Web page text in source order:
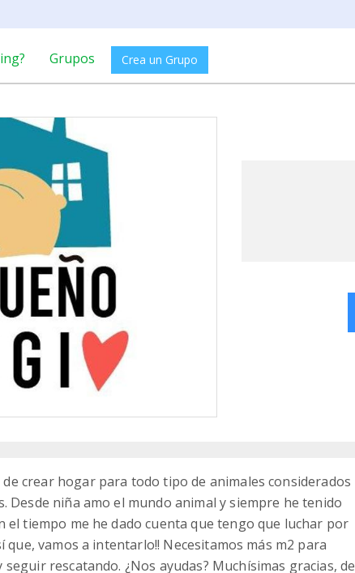
Grupos Crea un Grupo
crear hogar para todo tipo de animales considerados
Desde niña amo el mundo animal y siempre he tenido
el tiempo me he dado cuenta que tengo que luchar por
que, vamos a intentarlo!! Necesitamos más m2 para
rescatando. ¿Nos ayudas? Muchísimas gracias, de